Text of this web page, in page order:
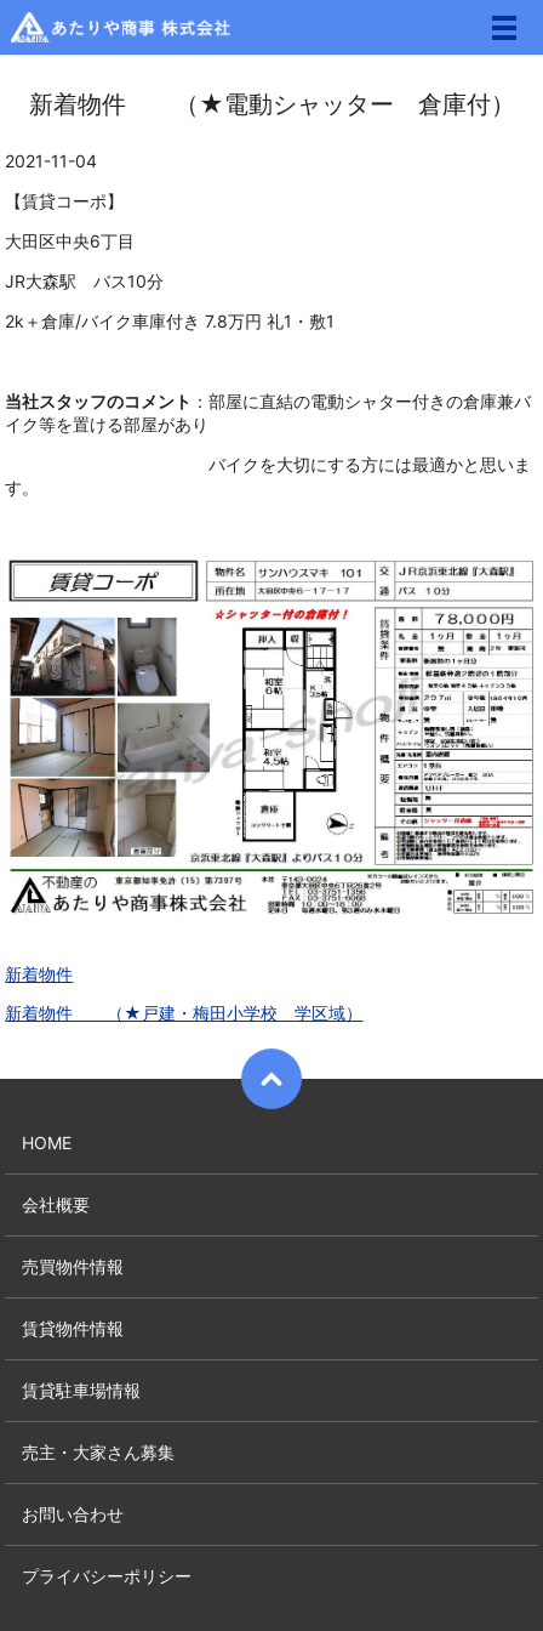
メ
新着物件 （★電動シャッター 倉庫付）
2021-11-04
【賃貸コーポ】
大田区中央6丁目
JR大森駅 バス10分
2k＋倉庫/バイク車庫付き 7.8万円 礼1・敷1
当社スタッフのコメント ：部屋に直結の電動シャター付きの倉庫兼バ
イク等を置ける部屋があり
バイクを大切にする方には最適かと思いま
す。
新着物件
新着物件 （★戸建・梅田小学校 学区域）
HOME
会社概要
売買物件情報
賃貸物件情報
賃貸駐車場情報
売主・大家さん募集
お問い合わせ
プライバシーポリシー